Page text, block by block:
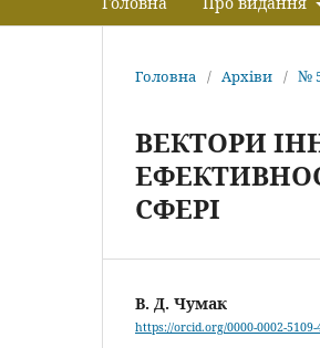
Головна / Архіви / №
ВЕКТОРИ
СФЕРІ
В. Д. Чумак
https://orcid.org/0000-0002-5109-